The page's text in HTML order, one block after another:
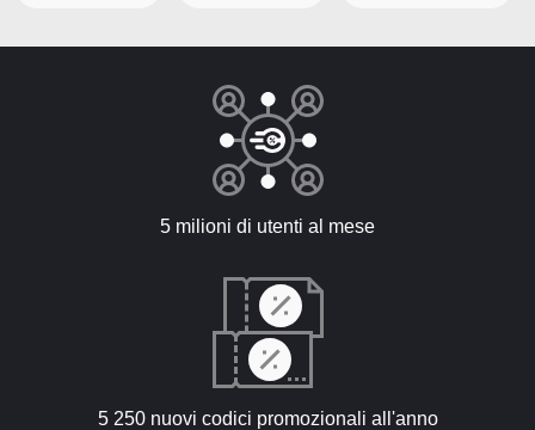
5 milioni di utenti al mese
5 250 nuovi codici promozionali all'anno